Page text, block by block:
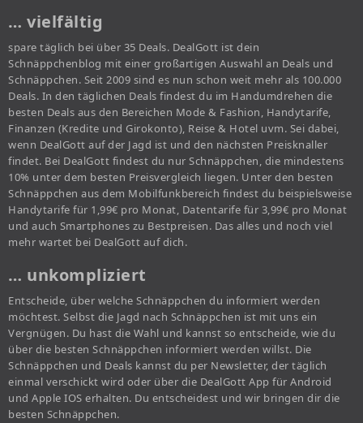
… vielfältig
spare täglich bei über 35 Deals. DealGott ist dein
Schnäppchenblog mit einer großartigen Auswahl an Deals und
Schnäppchen. Seit 2009 sind es nun schon weit mehr als 100.000
Deals. In den täglichen Deals findest du im Handumdrehen die
besten Deals aus den Bereichen Mode & Fashion, Handytarife,
Finanzen (Kredite und Girokonto), Reise & Hotel uvm. Sei dabei,
wenn DealGott auf der Jagd ist und den nächsten Preisknaller
findet. Bei DealGott findest du nur Schnäppchen, die mindestens
10% unter dem besten Preisvergleich liegen. Unter den besten
Schnäppchen aus dem Mobilfunkbereich findest du beispielsweise
Handytarife für 1,99€ pro Monat, Datentarife für 3,99€ pro Monat
und auch Smartphones zu Bestpreisen. Das alles und noch viel
mehr wartet bei DealGott auf dich.
… unkompliziert
Entscheide, über welche Schnäppchen du informiert werden
möchtest. Selbst die Jagd nach Schnäppchen ist mit uns ein
Vergnügen. Du hast die Wahl und kannst so entscheide, wie du
über die besten Schnäppchen informiert werden willst. Die
Schnäppchen und Deals kannst du per Newsletter, der täglich
einmal verschickt wird oder über die DealGott App für Android
und Apple IOS erhalten. Du entscheidest und wir bringen dir die
besten Schnäppchen.